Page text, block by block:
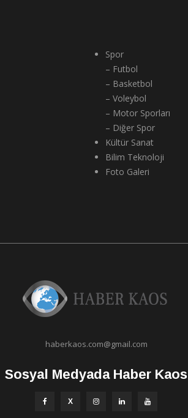
Spor
– Futbol
– Basketbol
– Voleybol
– Motor Sporları
– Diğer Spor
Kültür Sanat
Bilim Teknoloji
Foto Galeri
haberkaos.com@gmail.com
Sosyal Medyada Haber Kaos